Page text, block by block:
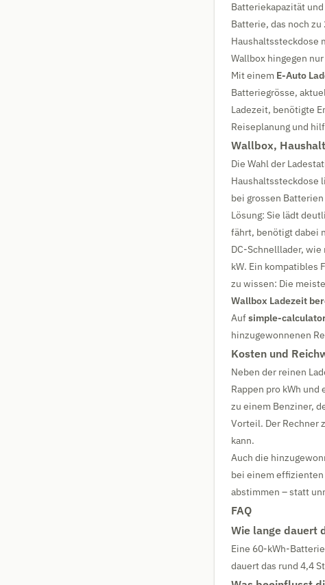
Batteriekapazität
Batterie, das noch
Haushaltssteckdose
Wallbox hingegen
Mit einem E-Auto
Batteriegrösse,
Ladezeit, benötigte
Reiseplanung und
Wallbox,
Die Wahl der
Haushaltssteckdose
bei grossen
Lösung: Sie lädt
fährt, benötigt dabei
DC-Schnelllader,
kW. Ein kompatibles
zu wissen: Die
Wallbox Ladezeit
Aufsimple-
hinzugewonnenen
Kosten und
Neben der reinen
Rappen pro kWh
zu einem Benziner,
Vorteil. Der Rechner
kann.
Auch die
bei einem effizienten
abstimmen – statt
FAQ
Wie lange dauert
Eine 60-kWh-
dauert das rund 4,4